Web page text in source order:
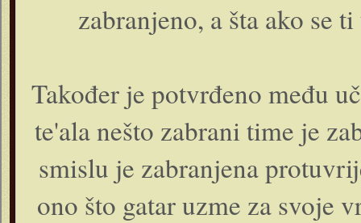
zabranjeno, a šta ako se
Također je potvrđeno među
te'ala nešto zabrani time je
smislu je zabranjena
ono što gatar uzme za svoje